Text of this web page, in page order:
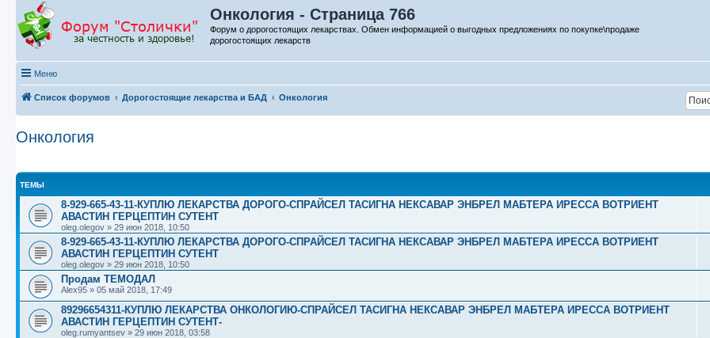
Онкология - Страница 766
Форум о дорогостоящих лекарствах. Обмен информацией о выгодных предложениях по покупке\продаже
дорогостоящих лекарств
Меню
Список форумов Дорогостоящие лекарства и БАД Онкология
Онкология
ТЕМЫ
8-929-665-43-11-КУПЛЮ ЛЕКАРСТВА ДОРОГО-СПРАЙСЕЛ ТАСИГНА НЕКСАВАР ЭНБРЕЛ МАБТЕРА ИРЕССА ВОТРИЕНТ
АВАСТИН ГЕРЦЕПТИН СУТЕНТ
oleg.olegov » 29 июн 2018, 10:50
8-929-665-43-11-КУПЛЮ ЛЕКАРСТВА ДОРОГО-СПРАЙСЕЛ ТАСИГНА НЕКСАВАР ЭНБРЕЛ МАБТЕРА ИРЕССА ВОТРИЕНТ
АВАСТИН ГЕРЦЕПТИН СУТЕНТ
oleg.olegov » 29 июн 2018, 10:50
Продам ТЕМОДАЛ
Alex95 » 05 май 2018, 17:49
89296654311-КУПЛЮ ЛЕКАРСТВА ОНКОЛОГИЮ-СПРАЙСЕЛ ТАСИГНА НЕКСАВАР ЭНБРЕЛ МАБТЕРА ИРЕССА ВОТРИЕНТ
АВАСТИН ГЕРЦЕПТИН СУТЕНТ-
oleg.rumyantsev » 29 июн 2018, 03:58